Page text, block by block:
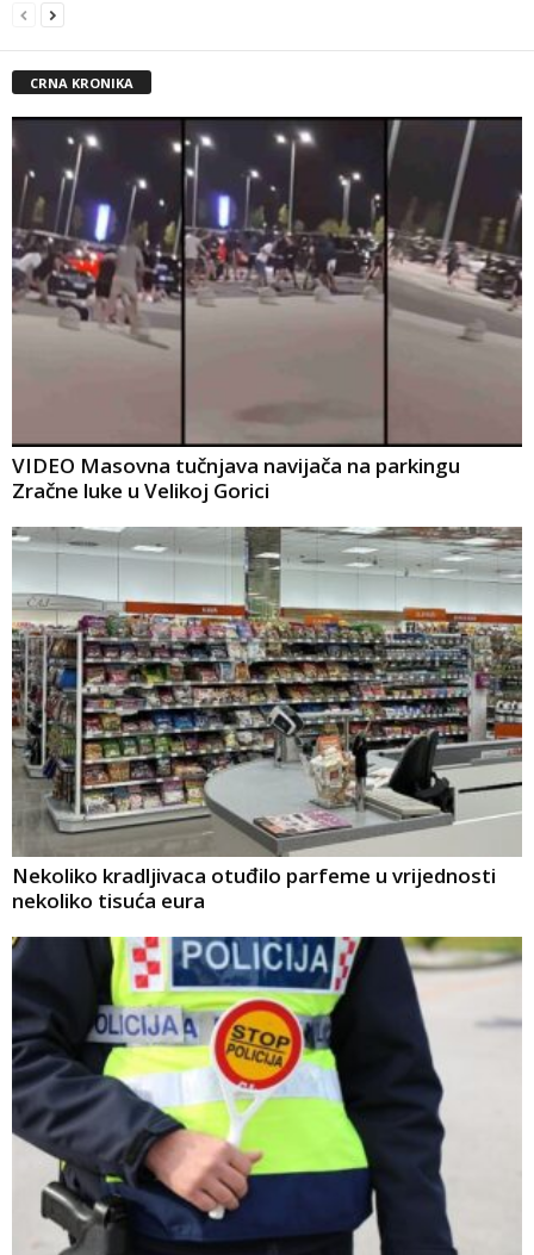
CRNA KRONIKA
VIDEO Masovna tučnjava navijača na parkingu
Zračne luke u Velikoj Gorici
Nekoliko kradljivaca otuđilo parfeme u vrijednosti
nekoliko tisuća eura